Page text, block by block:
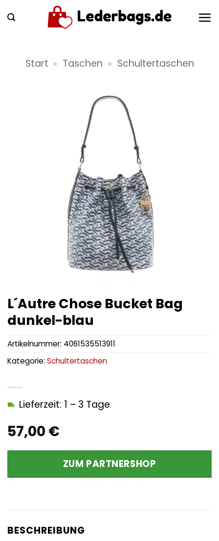
Inhalt
Start » Taschen » Schultertaschen
L´Autre Chose Bucket Bag
dunkel-blau
57,00 €
Lieferzeit: 1 – 3 Tage
ZUM PARTNERSHOP
Artikelnummer: 4061535513911
Kategorie: Schultertaschen
BESCHREIBUNG